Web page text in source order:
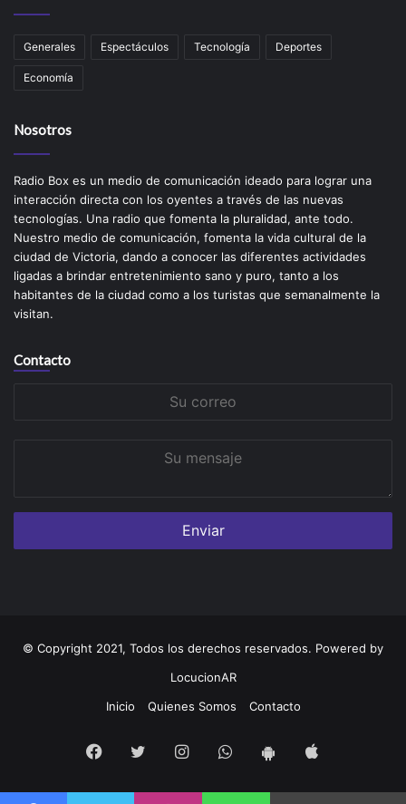
Generales Espectáculos Tecnología Deportes
Economía
Nosotros
Radio Box es un medio de comunicación ideado para lograr una
interacción directa con los oyentes a través de las nuevas
tecnologías. Una radio que fomenta la pluralidad, ante todo.
Nuestro medio de comunicación, fomenta la vida cultural de la
ciudad de Victoria, dando a conocer las diferentes actividades
ligadas a brindar entretenimiento sano y puro, tanto a los
habitantes de la ciudad como a los turistas que semanalmente la
visitan.
Contacto
© Copyright 2021, Todos los derechos reservados. Powered by
LocucionAR
Inicio
Quienes Somos Contacto
Facebook
TwitterInstagramWhatsapp
Android
iOS